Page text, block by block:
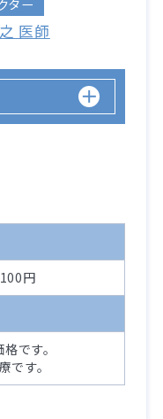
ター
医師
円
です。
です。